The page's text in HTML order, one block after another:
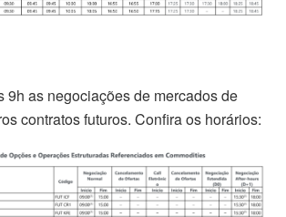
9h as negociações de mercados de
contratos futuros. Confira os horários: